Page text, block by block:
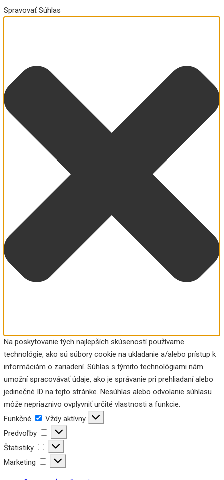
Spravovať Súhlas
Na poskytovanie tých najlepších skúseností používame
technológie, ako sú súbory cookie na ukladanie a/alebo prístup k
informáciám o zariadení. Súhlas s týmito technológiami nám
umožní spracovávať údaje, ako je správanie pri prehliadaní alebo
jedinečné ID na tejto stránke. Nesúhlas alebo odvolanie súhlasu
môže nepriaznivo ovplyvniť určité vlastnosti a funkcie.
Funkčné
Funkčné
Vždy aktívny
Predvoľby
Predvoľby
Štatistiky
Štatistiky
Marketing
Marketing